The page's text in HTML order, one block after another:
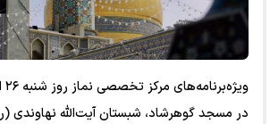
در مسجد گوهرشاد، شبستان آیت‌الله نهاوندی